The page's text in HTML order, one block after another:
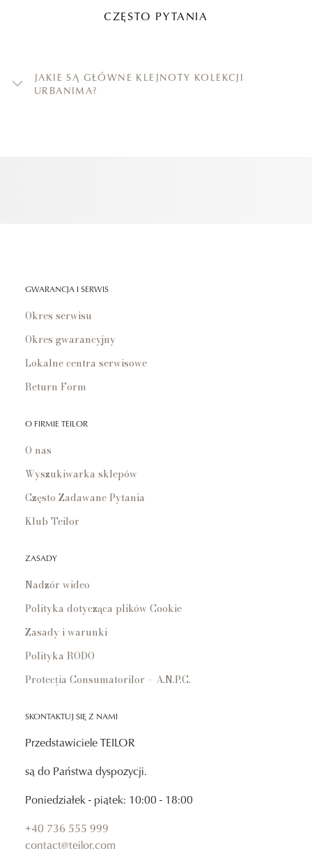
CZĘSTO PYTANIA
JAKIE SĄ GŁÓWNE KLEJNOTY KOLEKCJI
URBANIMA?
GWARANCJA I SERWIS
Okres serwisu
Okres gwarancyjny
Lokalne centra serwisowe
Return Form
O FIRMIE TEILOR
O nas
Wyszukiwarka sklepów
Często Zadawane Pytania
Klub Teilor
ZASADY
Nadzór wideo
Polityka dotycząca plików Cookie
Zasady i warunki
Polityka RODO
Protecția Consumatorilor – A.N.P.C.
SKONTAKTUJ SIĘ Z NAMI
Przedstawiciele TEILOR
są do Państwa dyspozycji.
Poniedziałek - piątek: 10:00 - 18:00
+40 736 555 999
contact@teilor.com